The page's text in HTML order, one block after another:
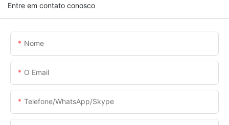
Entre em contato conosco
Nome
O Email
Telefone/WhatsApp/Skype